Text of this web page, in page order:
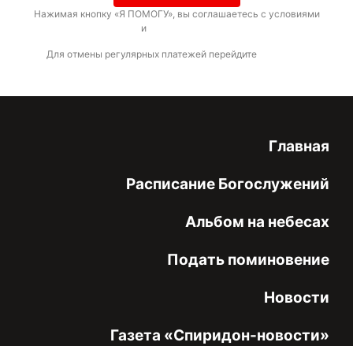
Нажимая кнопку «Я ПОМОГУ», вы соглашаетесь с условиями
и
Для отмены регулярных платежей перейдите
Главная
Расписание Богослужений
Альбом на небесах
Подать поминовение
Новости
Газета «Спиридон-новости»